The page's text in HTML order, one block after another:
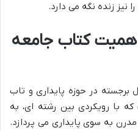
نیز زنده نگه می دارد.
کتاب جامعه
برجسته در حوزه پایداری و تاب
با رویکردی بین رشته ای، به
به سوی پایداری می پردازد.